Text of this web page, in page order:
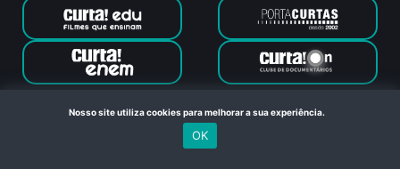
Canal Curta © 2024. Todos os direitos reservados. Feito com
no Rio de Janeiro
Nosso site utiliza cookies para melhorar a sua experiência.
OK